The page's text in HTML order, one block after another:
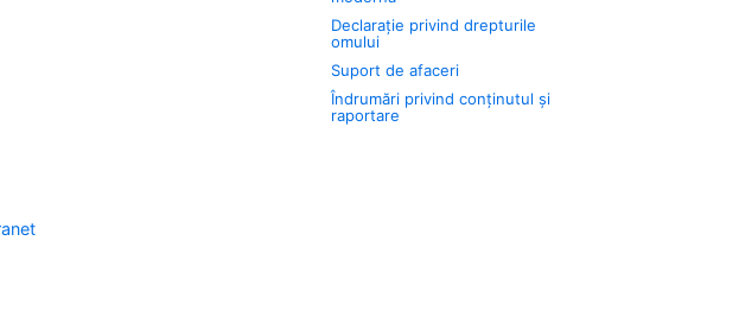
Declarație privind drepturile
omului
Suport de afaceri
Îndrumări privind conținutul și
raportare